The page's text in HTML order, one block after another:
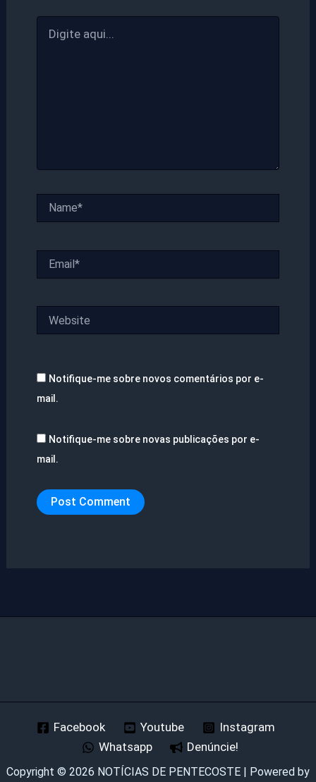
aqui...
Notifique-me sobre novos comentários por e-
mail.
Notifique-me sobre novas publicações por e-
mail.
Facebook Youtube
Instagram
Whatsapp
Denúncie!
Copyright © 2026 NOTÍCIAS DE PENTECOSTE | Powered by